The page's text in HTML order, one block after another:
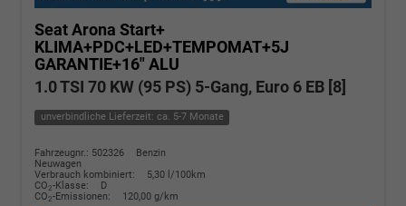
Seat Arona Start+
KLIMA+PDC+LED+TEMPOMAT+5J
GARANTIE+16" ALU
1.0 TSI 70 KW (95 PS) 5-Gang, Euro 6 EB [8]
unverbindliche Lieferzeit: ca. 5-7 Monate
Fahrzeugnr.: 502326
Benzin
Neuwagen
Verbrauch kombiniert:
5,30 l/100km
CO2-Klasse:
D
CO2-Emissionen: 120,00 g/km